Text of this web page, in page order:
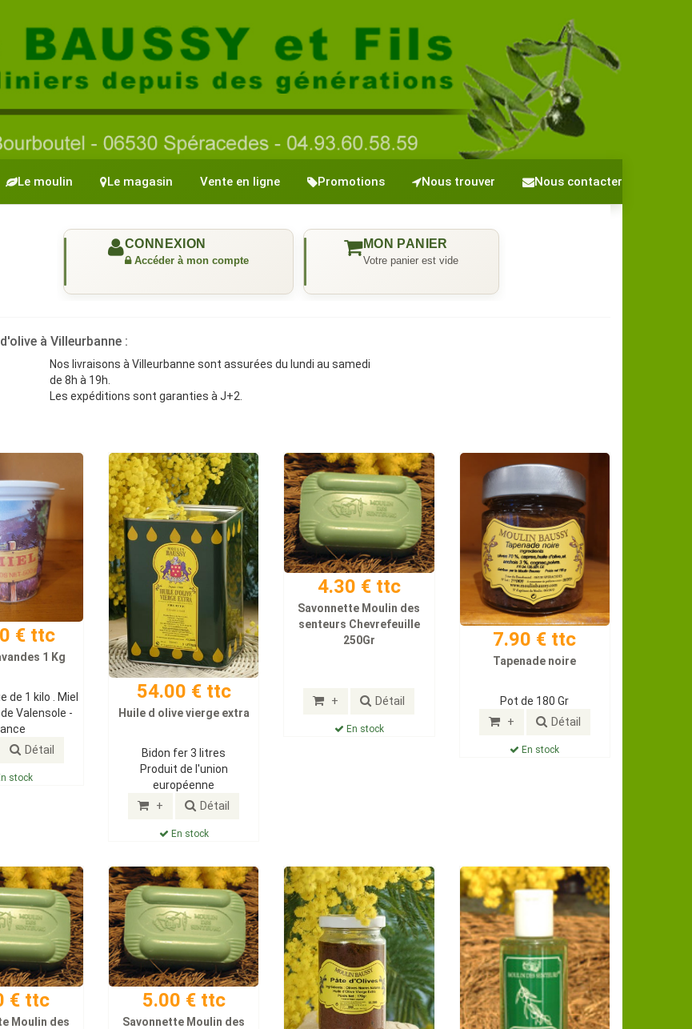
Le moulin Le magasin Vente en ligne Promotions Nous trouver Nous contacter
à Villeurbanne :
Nos livraisons à Villeurbanne sont assurées du lundi au samedi
de 8h à 19h.
Les expéditions sont garanties à J+2.
€ ttc
1 Kg
de 1 kilo . Miel
Valensole -
Détail
stock
54.00 € ttc
Huile d olive vierge extra
Bidon fer 3 litres
Produit de l'union
européenne
+ Détail
En stock
4.30 € ttc
Savonnette Moulin des
senteurs Chevrefeuille
250Gr
+ Détail
En stock
7.90 € ttc
Tapenade noire
Pot de 180 Gr
+ Détail
En stock
€ ttc
Moulin des
5.00 € ttc
Savonnette Moulin des